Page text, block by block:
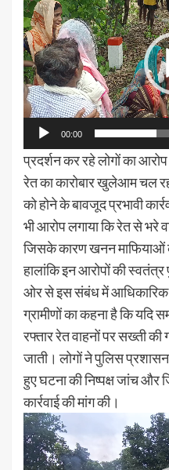
Player
00:00
प्रदर्शन कर रहे लोगों का
रेत का कारोबार खुलेआम चल
को होने के बावजूद प्रभावी
भी आरोप लगाया कि रेत से भरे
जिसके कारण खनन माफियाओं
हालांकि इन आरोपों की
ओर से इस संबंध में आधिकारिक
ग्रामीणों का कहना है कि
रफ्तार रेत वाहनों पर सख्ती
जाती। लोगों ने पुलिस
हुए घटना की निष्पक्ष जांच और
कार्रवाई की मांग की।
Video
Player